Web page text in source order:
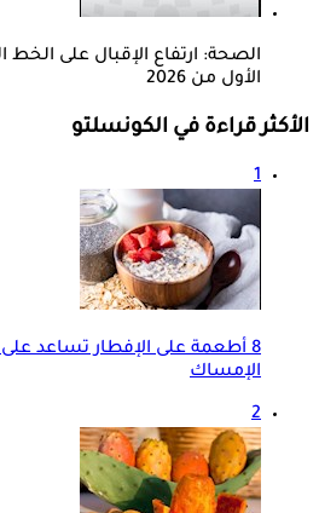
الأول من 2026
الأكثر قراءة في الكونسلتو
1
8 أطعمة على الإفطار تساعد على
الإمساك
2